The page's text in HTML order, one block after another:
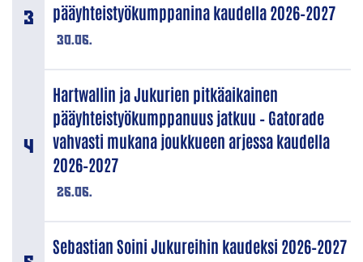
30.06.
pääyhteistyökumppanina kaudella 2026–2027
26.06.
Hartwallin ja Jukurien pitkäaikainen
pääyhteistyökumppanuus jatkuu – Gatorade
vahvasti mukana joukkueen arjessa kaudella
2026–2027
Sebastian Soini Jukureihin kaudeksi 2026–2027